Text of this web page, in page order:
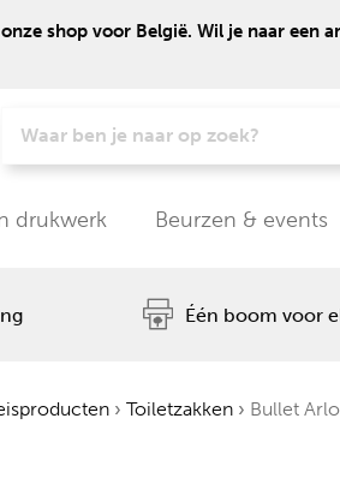
shop voor België. Wil je naar een
drukwerk Beurzen & events
Één boom voor
› Toiletzakken › Bullet